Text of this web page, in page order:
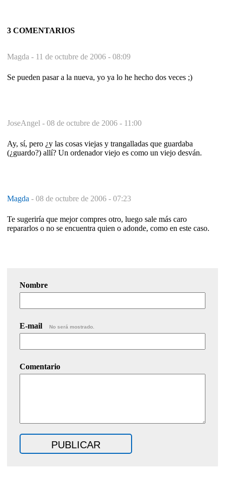
3 COMENTARIOS
Magda - 11 de octubre de 2006 - 08:09
Se pueden pasar a la nueva, yo ya lo he hecho dos veces ;)
JoseAngel - 08 de octubre de 2006 - 11:00
Ay, sí, pero ¿y las cosas viejas y trangalladas que guardaba
(¿guardo?) allí? Un ordenador viejo es como un viejo desván.
Magda - 08 de octubre de 2006 - 07:23
Te sugeriría que mejor compres otro, luego sale más caro
repararlos o no se encuentra quien o adonde, como en este caso.
Nombre
E-mail No será mostrado.
Comentario